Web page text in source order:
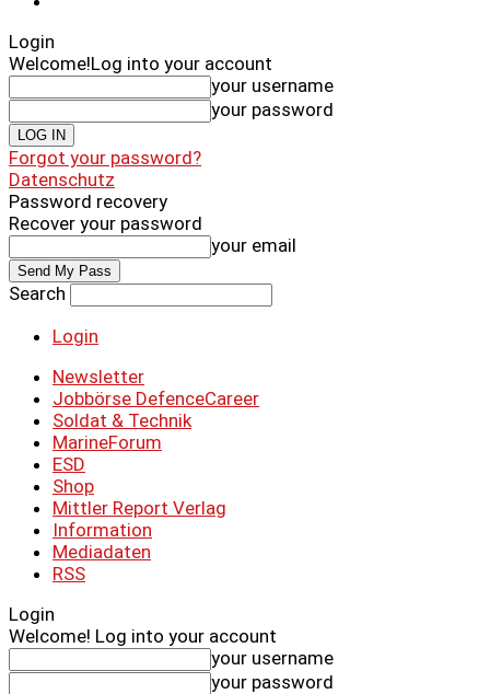
Login
Welcome!Log into your account
your username
your password
Forgot your password?
Datenschutz
Password recovery
Recover your password
your email
Search
Login
Newsletter
Jobbörse DefenceCareer
Soldat & Technik
MarineForum
ESD
Shop
Mittler Report Verlag
Information
Mediadaten
RSS
Login
Welcome! Log into your account
your username
your password